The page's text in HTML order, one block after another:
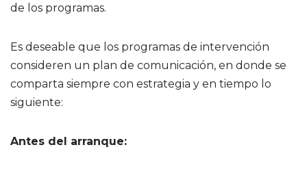
de los programas.
Es deseable que los programas de intervención
consideren un plan de comunicación, en donde se
comparta siempre con estrategia y en tiempo lo
siguiente:
Antes del arranque: